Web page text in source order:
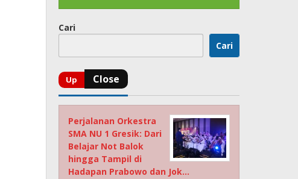
Cari
Cari
Perjalanan Orkestra
SMA NU 1 Gresik: Dari
Belajar Not Balok
hingga Tampil di
Hadapan Prabowo dan Jok…